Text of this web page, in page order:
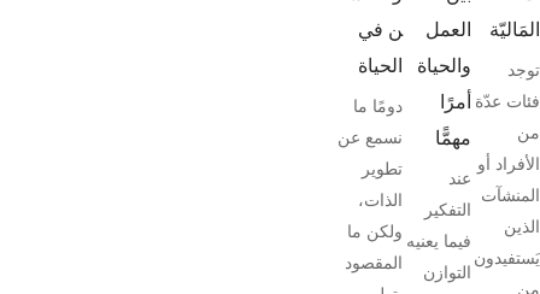
المَاليّة
توجد
فئات عدّة
من
الأفراد أو
المنشآت
الذين
يَستفيدون
من …
العمل
والحياة
أمرًا
مهمًّا
عند
التفكير
فيما يعنيه
التوازن
ن في
الحياة
دومًا ما
نسمع عن
تطوير
الذات،
ولكن ما
المقصود